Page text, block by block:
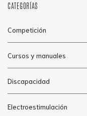
CATEGORÍAS
Competición
Cursos y manuales
Discapacidad
Electroestimulación